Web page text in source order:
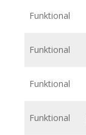
Funktional
Funktional
Funktional
Funktional